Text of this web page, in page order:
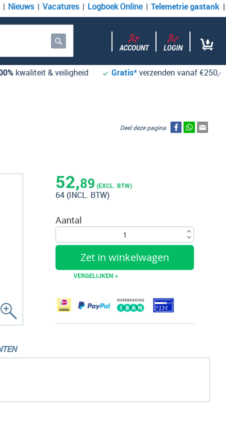
Nieuws Vacatures Logboek Online Telemetrie gastank
Zoek ACCOUNT LOGIN
kwaliteit & veiligheid Gratis*verzenden vanaf €250,-
52,89 (EXCL. BTW)
64 (INCL. BTW)
Aantal
Zet in winkelwagen
VERGELIJKEN >
Deel deze pagina